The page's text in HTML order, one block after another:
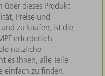
über dieses Produkt
Preise und
zu kaufen, ist die
erforderlich.
nützliche
es Ihnen, alle Teile
einfach zu finden.